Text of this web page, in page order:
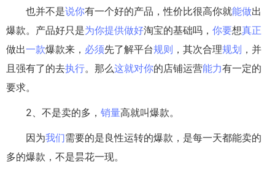
也并不是说你有一个好的产品，性价比很高你就能做出
爆款。产品好只是为你提供做好淘宝的基础吗， 你要想真正
做出一款爆款来， 必须先了解平台规则 ，其次合理规划 ，并
且强有了的去执行。那么这就对你的店铺运营能力有一定的
要求。
2、不是卖的多， 销量高就叫爆款。
因为我们需要的是良性运转的爆款，是每一天都能卖的
多的爆款，不是昙花一现。